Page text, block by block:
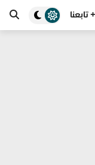
+ تابعنا